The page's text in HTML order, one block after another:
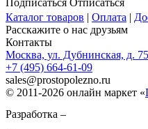
Подписаться Отписаться
Каталог товаров | Оплата |
Расскажите о нас друзьям
Контакты
Москва, ул. Дубнинская, д.
+7 (495) 664-61-09
sales@prostopolezno.ru
© 2011-2026 онлайн маркет «
Разработка –